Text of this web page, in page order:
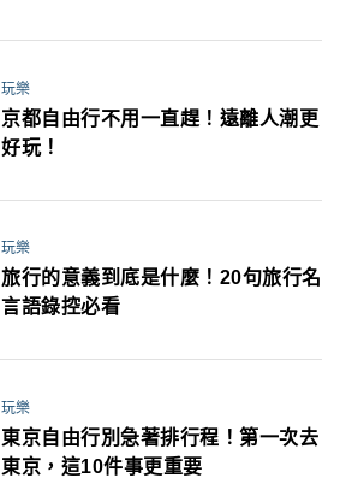
玩樂
京都自由行不用一直趕！遠離人潮更
好玩！
玩樂
旅行的意義到底是什麼！20句旅行名
言語錄控必看
玩樂
東京自由行別急著排行程！第一次去
東京，這10件事更重要